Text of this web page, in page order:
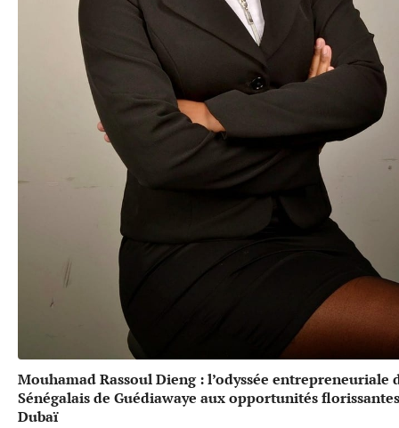
Mouhamad Rassoul Dieng : l’odyssée entrepreneuriale
Sénégalais de Guédiawaye aux opportunités
Dubaï